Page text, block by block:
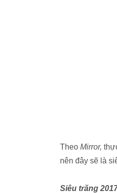
Theo Mirror,
nên đây sẽ là
Siêu trăng